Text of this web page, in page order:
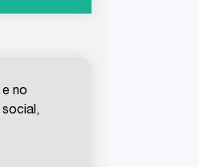
e no